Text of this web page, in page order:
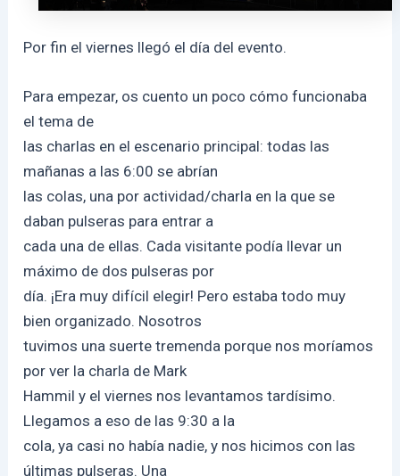
Por fin el viernes llegó el día del evento.
Para empezar, os cuento un poco cómo funcionaba
el tema de
las charlas en el escenario principal: todas las
mañanas a las 6:00 se abrían
las colas, una por actividad/charla en la que se
daban pulseras para entrar a
cada una de ellas. Cada visitante podía llevar un
máximo de dos pulseras por
día. ¡Era muy difícil elegir! Pero estaba todo muy
bien organizado. Nosotros
tuvimos una suerte tremenda porque nos moríamos
por ver la charla de Mark
Hammil y el viernes nos levantamos tardísimo.
Llegamos a eso de las 9:30 a la
cola, ya casi no había nadie, y nos hicimos con las
últimas pulseras. Una